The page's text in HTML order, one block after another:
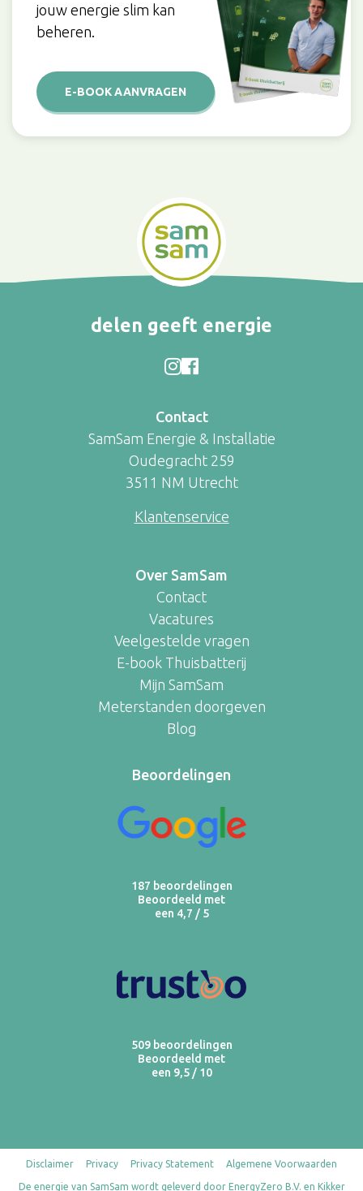
jouw energie slim kan
beheren.
E-BOOK AANVRAGEN
delen geeft energie
Contact
SamSam Energie & Installatie
Oudegracht 259
3511 NM Utrecht
Klantenservice
Over SamSam
Contact
Vacatures
Veelgestelde vragen
E-book Thuisbatterij
Mijn SamSam
Meterstanden doorgeven
Blog
Beoordelingen
187 beoordelingen
Beoordeeld met
een 4,7 / 5
509 beoordelingen
Beoordeeld met
een 9,5 / 10
Disclaimer Privacy Privacy Statement Algemene Voorwaarden
De energie van SamSam wordt geleverd door EnergyZero B.V. en Kikker